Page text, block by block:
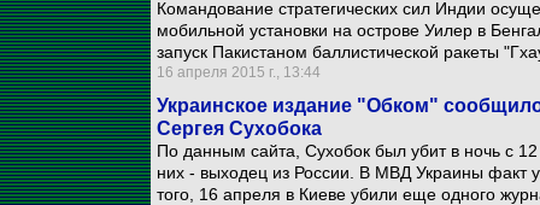
Командование стратегических сил Индии
мобильной установки на острове Уилер в
запуск Пакистаном баллистической ракеты
16 апреля 2015 г., 13:44
Украинское издание "Обком"
Сергея Сухобока
По данным сайта, Сухобок был убит в ночь с
них - выходец из России. В МВД Украины факт
того, 16 апреля в Киеве убили еще одного